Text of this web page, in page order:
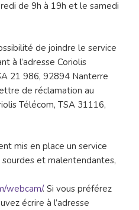
de 9h à 19h et le samedi
de joindre le service
à l’adresse Coriolis
21 986, 92894 Nanterre
de réclamation au
Télécom, TSA 31116,
mis en place un service
et malentendantes,
webcam/. Si vous préférez
écrire à l’adresse